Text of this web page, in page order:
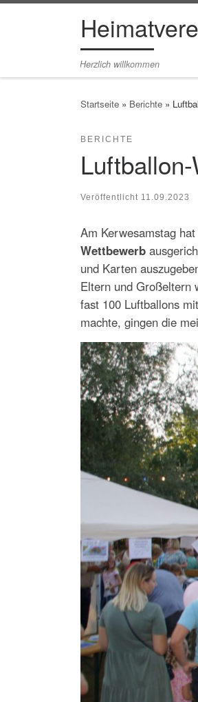
Zum Inhalt springen
Herzlich willkommen
Startseite » Berichte »
BERICHTE
Veröffentlicht 11.09.2023
Am Kerwesamstag
Wettbewerb
und Karten
Eltern und Großeltern
fast 100 Luftballons
machte, gingen die